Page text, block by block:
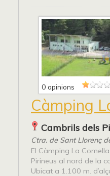
0 opinions
Càmping
Cambrils dels
Ctra. de Sant Llorenç
El Càmping La
Pirineus al nord de la
Ubicat a 1.100 m.